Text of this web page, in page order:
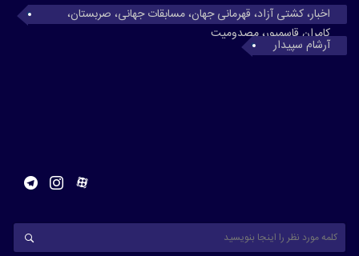
اخبار، کشتی آزاد، قهرمانی جهان، مسابقات جهانی، صربستان،
کامران قاسمپور، مصدومیت
آرشام سپیدار